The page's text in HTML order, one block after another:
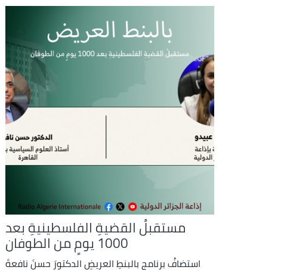
مستقبلُ القضيةِ الفلسطينيةِ بعد
1000 يومٍ من الطوفان
استضافُ برنامجِ بالبنطِ العريضِ الدكتورَ حسنَ نافعةَ